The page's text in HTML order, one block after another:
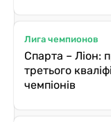
Лига чемпионов
Спарта – Ліон:
третього
чемпіонів